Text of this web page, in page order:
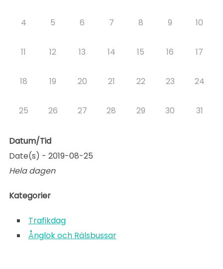
4 5 6 7 8 9 10
11 12 13 14 15 16 17
18 19 20 21 22 23 24
25 26 27 28 29 30 31
Datum/Tid
Date(s) - 2019-08-25
Hela dagen
Kategorier
Trafikdag
Ånglok och Rälsbussar